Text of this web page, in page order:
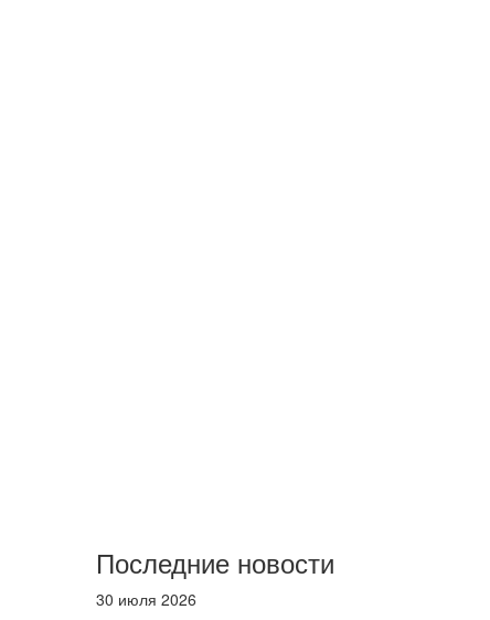
Последние новости
30 июля 2026